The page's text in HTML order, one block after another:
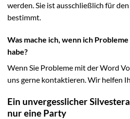
werden. Sie ist ausschließlich für
bestimmt.
Was mache ich, wenn ich
habe?
Wenn Sie Probleme mit der Word
uns gerne kontaktieren. Wir helfen
Ein unvergesslicher
nur eine Party